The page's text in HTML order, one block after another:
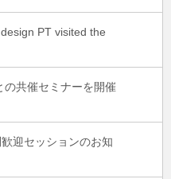
PT visited the
の共催セミナーを開催
迎セッションのお知